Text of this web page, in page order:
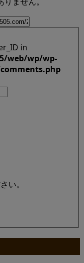
in
web/wp/wp-
い。